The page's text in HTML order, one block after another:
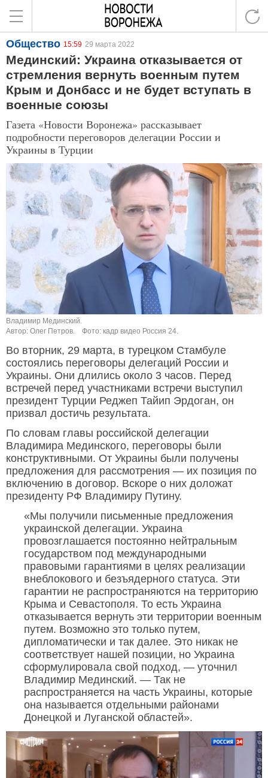
Общество 15:59 29 марта 2022
Мединский: Украина отказывается от
стремления вернуть военным путем
Крым и Донбасс и не будет вступать в
военные союзы
Газета «Новости Воронежа» рассказывает
подробности переговоров делегации России и
Украины в Турции
Владимир Мединский.
Автор: Олег Петров.
Фото: кадр видео Россия 24.
Во вторник, 29 марта, в турецком Стамбуле
состоялись переговоры делегаций России и
Украины. Они длились около 3 часов. Перед
встречей перед участниками встречи выступил
президент Турции Реджеп Тайип Эрдоган, он
призвал достичь результата.
По словам главы российской делегации
Владимира Мединского, переговоры были
конструктивными. От Украины были получены
предложения для рассмотрения — их позиция по
включению в договор. Вскоре о них доложат
президенту РФ Владимиру Путину.
«Мы получили письменные предложения
украинской делегации. Украина
провозглашается постоянно нейтральным
государством под международными
правовыми гарантиями в целях реализации
внеблокового и безъядерного статуса. Эти
гарантии не распространяются на территорию
Крыма и Севастополя. То есть Украина
отказывается вернуть эти территории военным
путем. Возможно это только путем,
дипломатически и так далее. Это никак не
соответствует нашей позиции, но Украина
сформулировала свой подход, — уточнил
Владимир Мединский. — Так не
распространяется на часть Украины, которые
она называется отдельными районами
Донецкой и Луганской областей».
Видеоплеер